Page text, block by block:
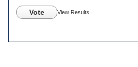
Vote View Results